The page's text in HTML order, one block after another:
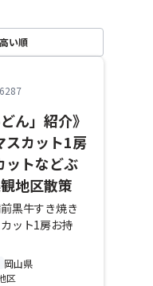
高い順
ん」紹介》
スカット1房
ットなどぶ
地区散策
黒牛すき焼き
ット1房お持
岡山県
区